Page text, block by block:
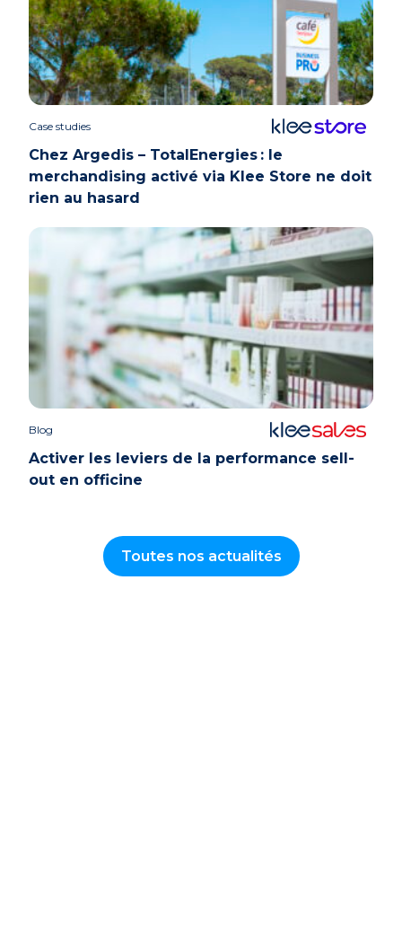
Case studies
Chez Argedis – TotalEnergies : le
merchandising activé via Klee Store ne doit
rien au hasard
Blog
Activer les leviers de la performance sell-
out en officine
Toutes nos actualités